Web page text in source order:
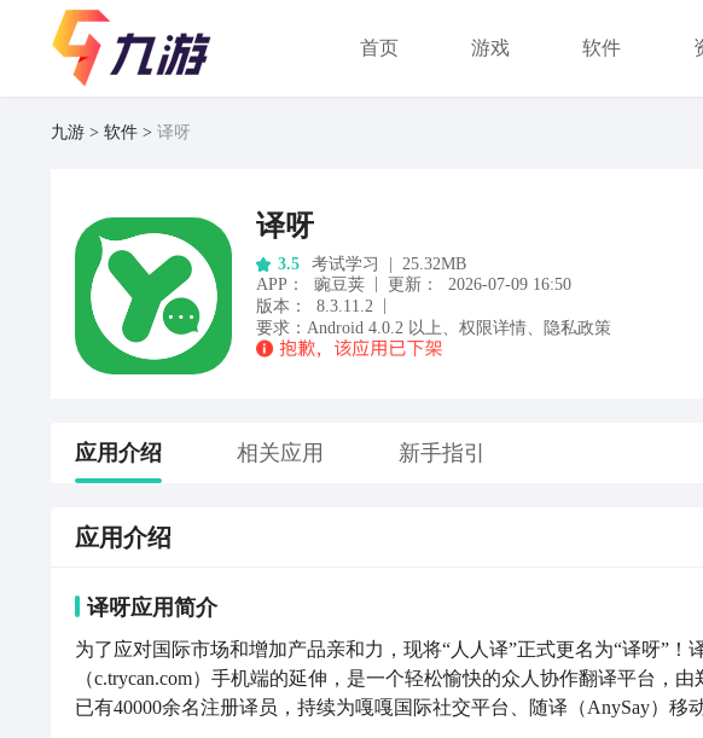
首页 游戏 软件
九游 软件 译呀
译呀
3.5 考试学习 |
25.32MB
APP ： 豌豆荚 | 更新：
2026-07-09 16:50
版本：
8.3.11.2
|
要求： Android 4.0.2 以上 权限详情 隐私政策
应用介绍 相关应用 新手指引
应用介绍
译呀应用简介
为了应对国际市场和增加产品亲和力，现将“人人译”正式更名为“译呀”！
（c.trycan.com）手机端的延伸，是一个轻松愉快的众人协作翻译平台，
已有40000余名注册译员，持续为嘎嘎国际社交平台、随译（AnySay）